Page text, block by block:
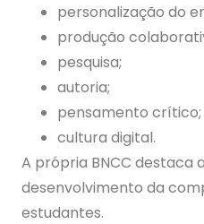
personalização do
produção
pesquisa;
autoria;
pensamento crítico;
cultura digital.
A própria BNCC destaca
desenvolvimento da
estudantes.